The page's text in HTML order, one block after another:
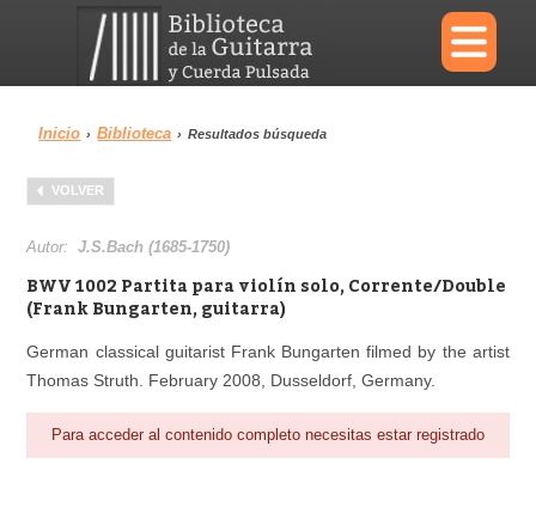
×
Menu
Biblioteca
Área personal Reproductor
Inicio › Biblioteca › Resultados búsqueda
VOLVER
Autor:J.S.Bach (1685-1750)
BWV 1002 Partita para violín solo, Corrente/Double
(Frank Bungarten, guitarra)
German classical guitarist Frank Bungarten filmed by the artist
Thomas Struth. February 2008, Dusseldorf, Germany.
Para acceder al contenido completo necesitas estar registrado